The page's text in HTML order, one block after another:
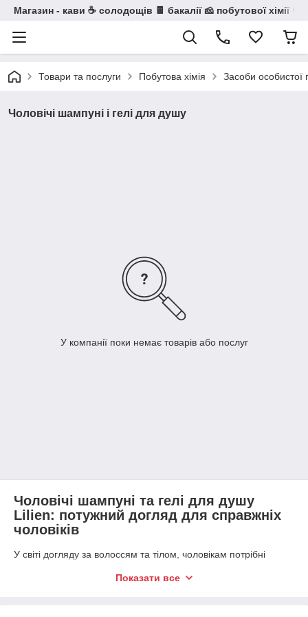
Магазин - кави ☕ солодощів 🍫 бакалії 🧀 побутової хімії 🧼
Товари та послуги Побутова хімія Засоби особистої
Чоловічі шампуні і гелі для душу
У компанії поки немає товарів або послуг
Чоловічі шампуні та гелі для душу
Lilien: потужний догляд для справжніх
чоловіків
У світі догляду за волоссям та тілом, чоловікам потрібні
Чоловічі шампуні та гелі для душу
Показати все